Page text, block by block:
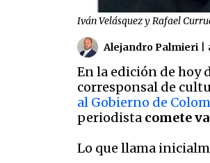
Iván Velásquez y Rafael
Alejandro Palmieri
En la edición de hoy
corresponsal de
al Gobierno de
periodista comete
Lo que llama